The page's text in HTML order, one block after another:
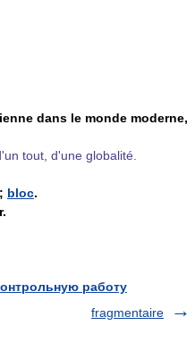
dans le monde moderne,
tout, d'une globalité.
; bloc.
работу
fragmentaire